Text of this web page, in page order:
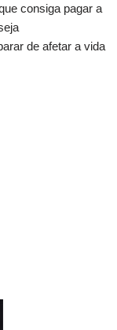
consiga pagar a
de afetar a vida